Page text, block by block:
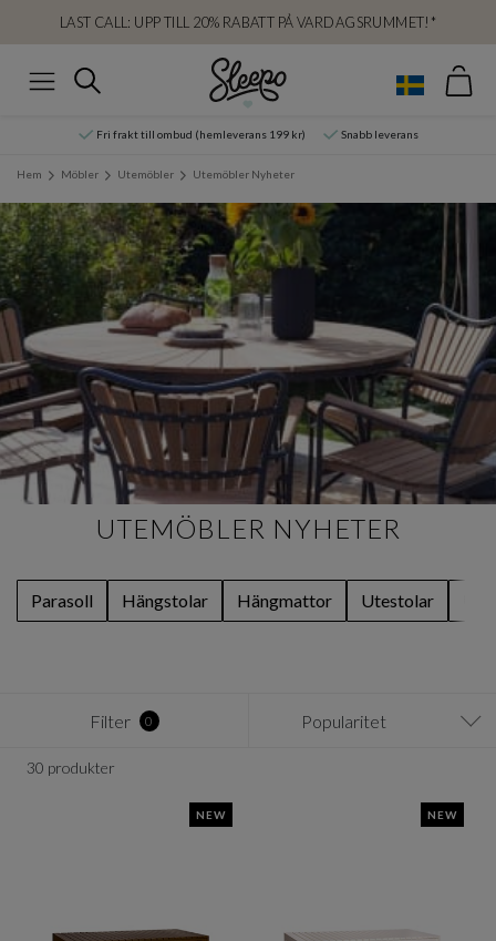
LAST CALL: UPP TILL 20% RABATT PÅ VARDAGSRUMMET!*
Sök
Fri frakt till ombud (hemleverans 199 kr) Snabb leverans
Hem Möbler Utemöbler Utemöbler Nyheter
UTEMÖBLER NYHETER
Parasoll Hängstolar Hängmattor Utestolar
Filter 0 Popularitet
30 produkter
NEW NEW